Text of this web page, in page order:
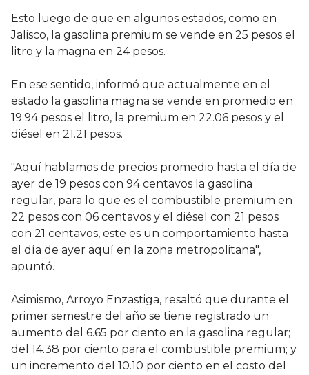
Esto luego de que en algunos estados, como en
Jalisco, la gasolina premium se vende en 25 pesos el
litro y la magna en 24 pesos.
En ese sentido, informó que actualmente en el
estado la gasolina magna se vende en promedio en
19.94 pesos el litro, la premium en 22.06 pesos y el
diésel en 21.21 pesos.
"Aquí hablamos de precios promedio hasta el día de
ayer de 19 pesos con 94 centavos la gasolina
regular, para lo que es el combustible premium en
22 pesos con 06 centavos y el diésel con 21 pesos
con 21 centavos, este es un comportamiento hasta
el día de ayer aquí en la zona metropolitana",
apuntó.
Asimismo, Arroyo Enzastiga, resaltó que durante el
primer semestre del año se tiene registrado un
aumento del 6.65 por ciento en la gasolina regular;
del 14.38 por ciento para el combustible premium; y
un incremento del 10.10 por ciento en el costo del